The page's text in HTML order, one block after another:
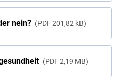
nein? PDF 201,82 kB
PDF 2,19 MB